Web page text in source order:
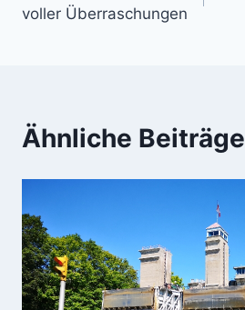
voller Überraschungen
Ähnliche Beiträge